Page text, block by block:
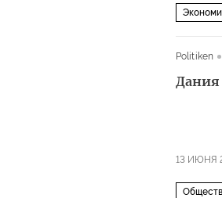
Politiken
Дания
13 ИЮНЯ